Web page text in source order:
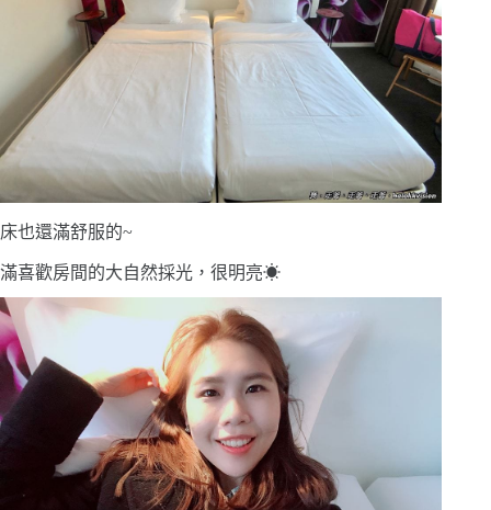
床也還滿舒服的~
滿喜歡房間的大自然採光，很明亮☀